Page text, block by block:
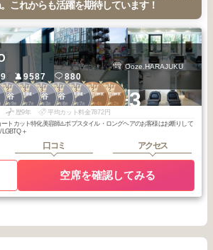
これからも活躍を期待しています！
2
渋谷
年 9月
3
青山・表参道・
原宿
2026年 7月
3
渋谷
2026年 3月
3
渋谷
2025年 8月
3
青山・表参道・
原宿
2025年 7月
2
原宿・明治神宮
2026年 4
2
原宿・明治神宮
2026年 2月+3
9587 880
Ooze.HARAJUKU
歴9年
平均カット料金7872円
トカット特化美容師⚠️ボブスタイル・ロングヘアのお客様はお断りして
＋
口コミ アクセス
空席を確認してみる